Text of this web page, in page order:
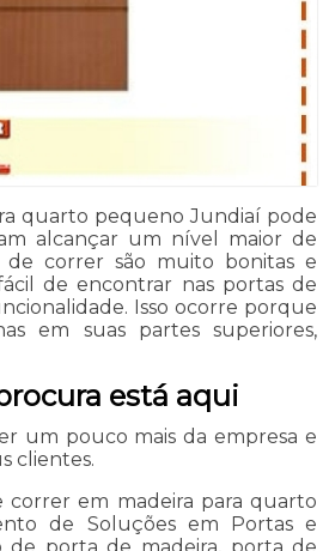
quarto pequeno Jundiaí pode
alcançar um nível maior de
de correr são muito bonitas e
de encontrar nas portas de
Isso ocorre porque
em suas partes superiores,
está aqui
um pouco mais da empresa e
clientes.
em madeira para quarto
de Soluções em Portas e
de porta de madeira, porta de